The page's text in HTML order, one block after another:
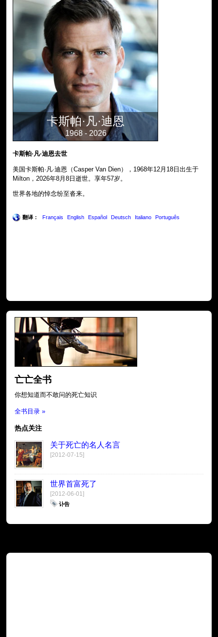
卡斯帕·凡·迪恩
1968 - 2026
卡斯帕·凡·迪恩去世
美国卡斯帕·凡·迪恩（Casper Van Dien），1968年12月18日出生于
Milton，2026年8月8日逝世。享年57岁。
世界各地的悼念纷至沓来。
翻译： Français English Español Deutsch Italiano Português
亡亡全书
你想知道而不敢问的死亡知识
全书目录 »
热点关注
关于死亡的名人名言
[2012-07-15]
世界首富死了
[2012-06-01]
讣告